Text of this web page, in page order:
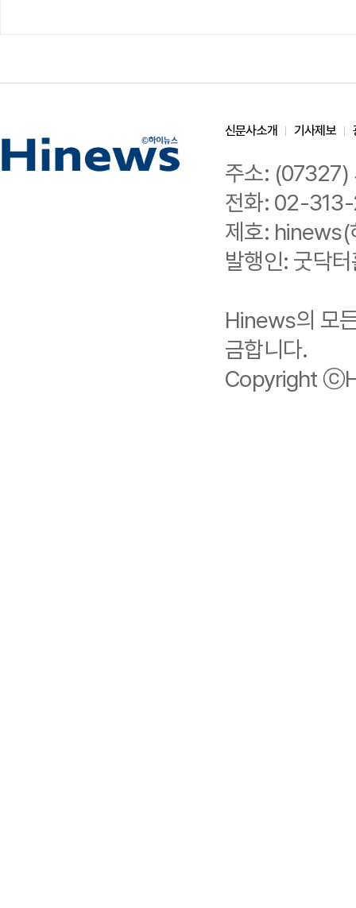
신문사소개 기사제보
주소: (07327)
전화: 02-
제호: hinews(
발행인: 굿닥
Hinews의 모
금합니다.
Copyright